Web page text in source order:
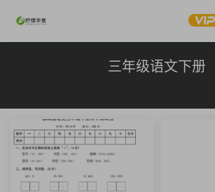
三年级语文下册